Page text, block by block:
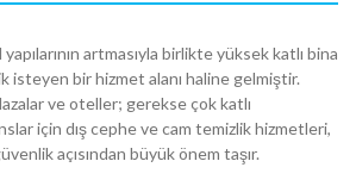
artmasıyla birlikte yüksek katlı bina
isteyen bir hizmet alanı haline gelmiştir.
ve oteller; gerekse çok katlı
için dış cephe ve cam temizlik hizmetleri,
açısından büyük önem taşır.